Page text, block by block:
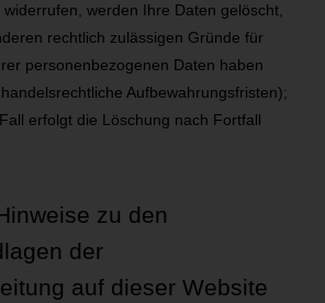
werden Ihre Daten gelöscht,
rechtlich zulässigen Gründe für
personenbezogenen Daten haben
Aufbewahrungsfristen);
erfolgt die Löschung nach Fortfall
zu den
der
auf dieser Website